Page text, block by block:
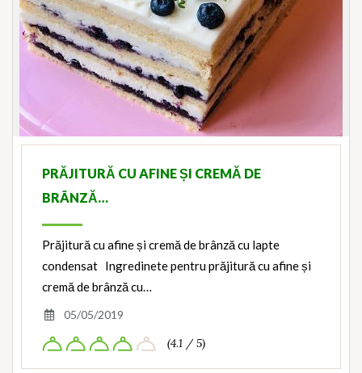
PRĂJITURĂ CU AFINE ȘI CREMĂ DE
BRÂNZĂ…
Prăjitură cu afine și cremă de brânză cu lapte
condensat Ingredinete pentru prăjitură cu afine și
cremă de brânză cu…
05/05/2019
(4.1 / 5)